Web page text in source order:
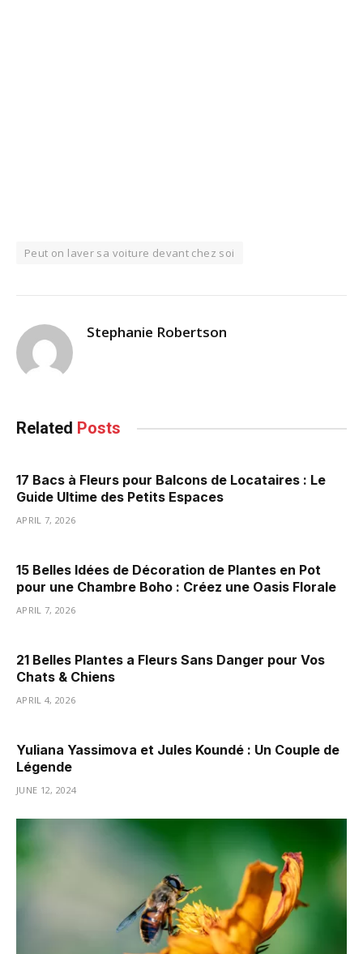
Peut on laver sa voiture devant chez soi
Stephanie Robertson
Related Posts
17 Bacs à Fleurs pour Balcons de Locataires : Le
Guide Ultime des Petits Espaces
APRIL 7, 2026
15 Belles Idées de Décoration de Plantes en Pot
pour une Chambre Boho : Créez une Oasis Florale
APRIL 7, 2026
21 Belles Plantes a Fleurs Sans Danger pour Vos
Chats & Chiens
APRIL 4, 2026
Yuliana Yassimova et Jules Koundé : Un Couple de
Légende
JUNE 12, 2024